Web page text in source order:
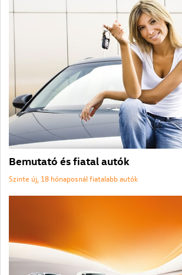
Bemutató és fiatal autók
Szinte új, 18 hónaposnál fiatalabb autók